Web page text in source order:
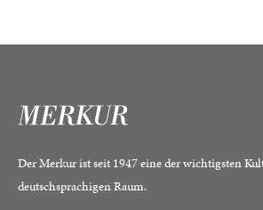
Der Merkur ist seit 1947 eine der wichtigsten
deutschsprachigen Raum.